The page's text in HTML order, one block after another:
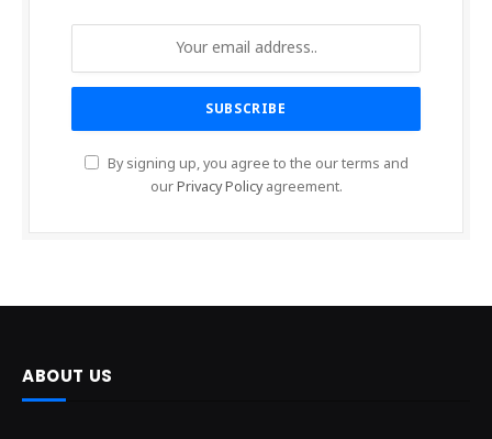
By signing up, you agree to the our terms and
ourPrivacy Policyagreement.
ABOUT US